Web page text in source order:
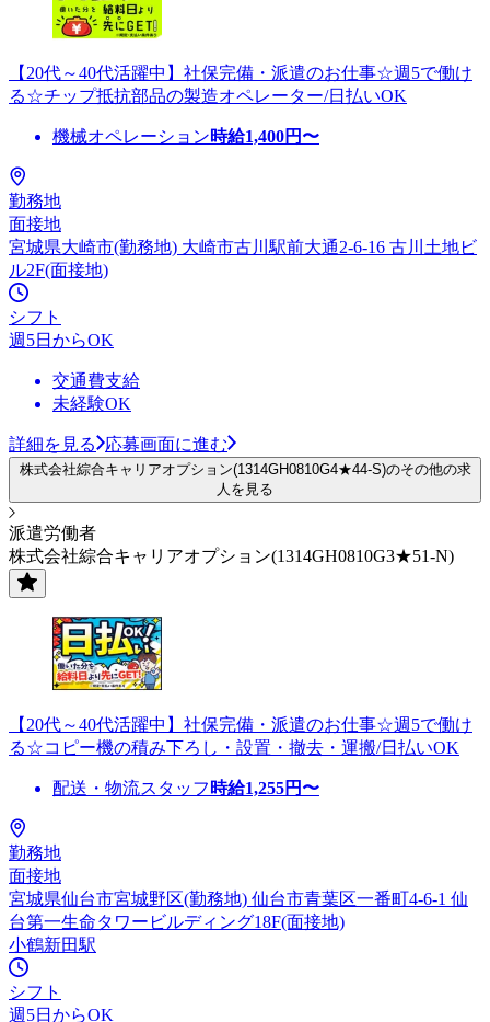
【20代～40代活躍中】社保完備・派遣のお仕事☆週5で働け
る☆チップ抵抗部品の製造オペレーター/日払いOK
機械オペレーション時給1,400円〜
勤務地
面接地
宮城県大崎市(勤務地) 大崎市古川駅前大通2-6-16 古川土地ビ
ル2F(面接地)
シフト
週5日からOK
交通費支給
未経験OK
詳細を見る 応募画面に進む
株式会社綜合キャリアオプション(1314GH0810G4★44-S)のその他の求
人を見る
派遣労働者
株式会社綜合キャリアオプション(1314GH0810G3★51-N)
【20代～40代活躍中】社保完備・派遣のお仕事☆週5で働け
る☆コピー機の積み下ろし・設置・撤去・運搬/日払いOK
配送・物流スタッフ 時給1,255円〜
勤務地
面接地
宮城県仙台市宮城野区(勤務地) 仙台市青葉区一番町4-6-1 仙
台第一生命タワービルディング18F(面接地)
小鶴新田駅
シフト
週5日からOK